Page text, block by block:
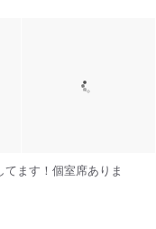
ます！個室席ありま